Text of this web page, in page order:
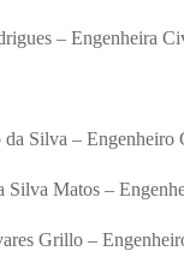
– Engenheira
da Silva –
Silva Matos –
Grillo –